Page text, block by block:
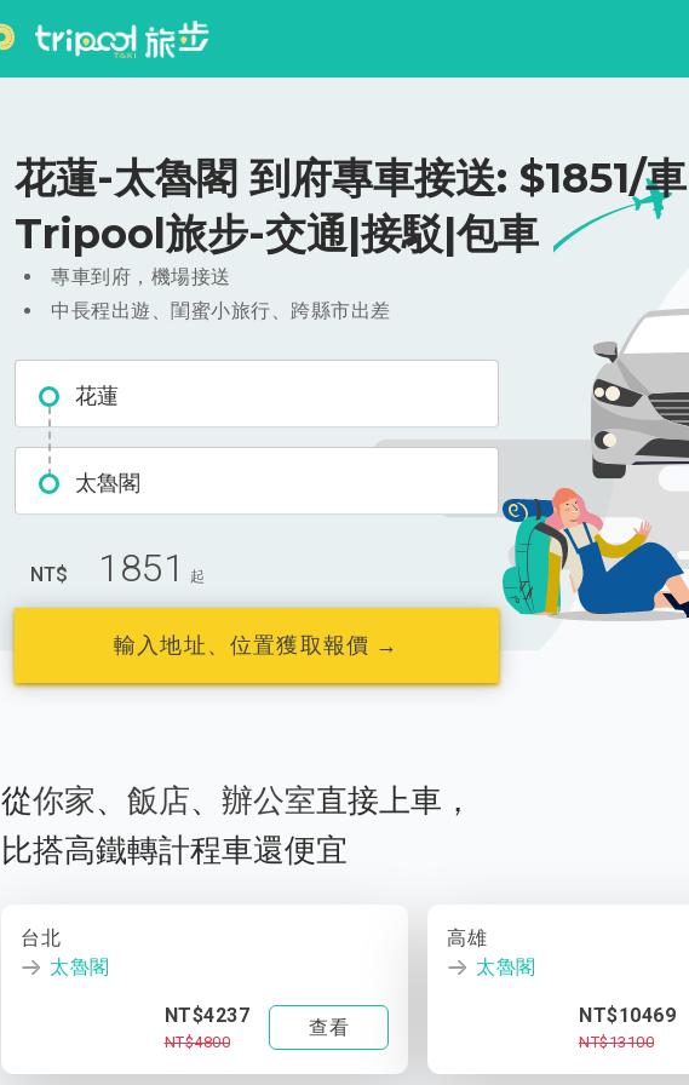
花蓮-太魯閣 到府專車接送: $1851/
Tripool旅步-交通|接駁|包車
專車到府，機場接送
中長程出遊、閨蜜小旅行、跨縣市出差
花蓮
太魯閣
NT$ 1851 起
輸入地址、位置獲取報價 →
從你家、 飯店、 辦公室直接上車，
比搭高鐵轉計程車還便宜
台北
太魯閣
NT$4237
NT$4800
查看
高雄
太魯閣
NT$10469
NT$13100